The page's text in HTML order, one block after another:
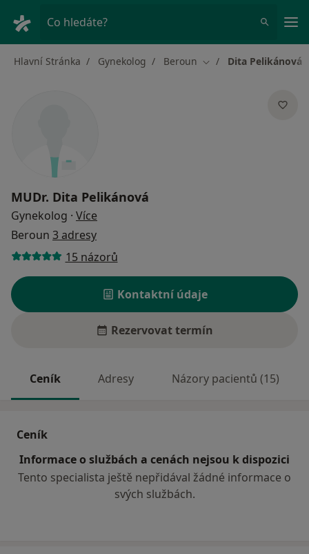
Co hledáte?
Hlavní Stránka Gynekolog Beroun Změna města
Dita Pelikánová
MUDr. Dita Pelikánová
Gynekolog · Více
Beroun 3 adresy
15 názorů
Kontaktní údaje
Rezervovat termín
Ceník Adresy Názory pacientů (15)
Ceník
Informace o službách a cenách nejsou k dispozici
Tento specialista ještě nepřidával žádné informace o
svých službách.